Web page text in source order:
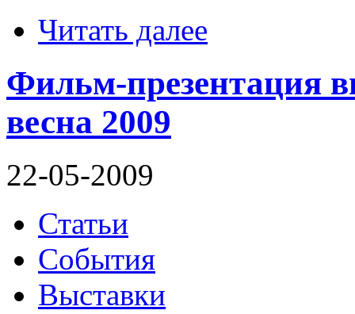
Читать далее
Фильм-презентация
весна 2009
22-05-2009
Статьи
События
Выставки